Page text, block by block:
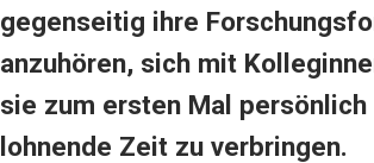
gegenseitig ihre
anzuhören, sich mit
sie zum ersten Mal
lohnende Zeit zu verbringen.